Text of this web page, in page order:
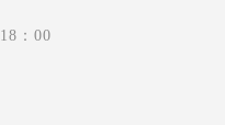
：00